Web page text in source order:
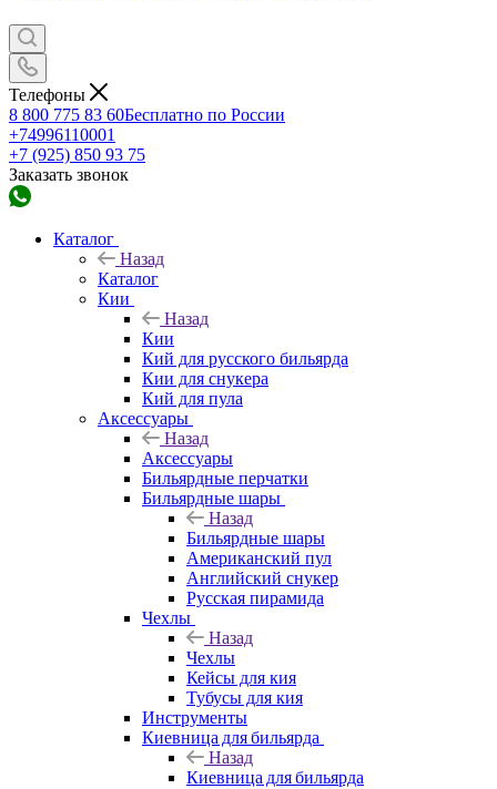
Телефоны
8 800 775 83 60Бесплатно по России
+74996110001
+7 (925) 850 93 75
Заказать звонок
Каталог
Назад
Каталог
Кии
Назад
Кии
Кий для русского бильярда
Кии для снукера
Кий для пула
Аксессуары
Назад
Аксессуары
Бильярдные перчатки
Бильярдные шары
Назад
Бильярдные шары
Американский пул
Английский снукер
Русская пирамида
Чехлы
Назад
Чехлы
Кейсы для кия
Тубусы для кия
Инструменты
Киевница для бильярда
Назад
Киевница для бильярда